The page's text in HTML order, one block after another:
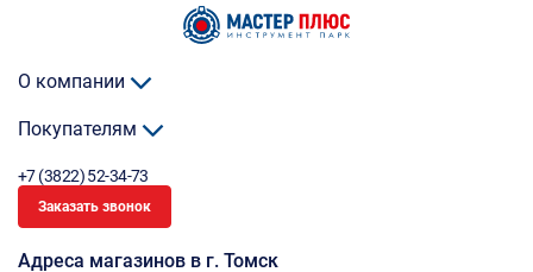
О компании
Покупателям
+7 (3822) 52-34-73
Заказать звонок
Адреса магазинов в г. Томск